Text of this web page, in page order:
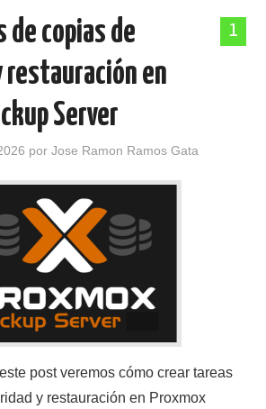
1
de copias de
en
Server
porJose Ramon Ramos Gata
post veremos cómo crear tareas
y restauración en Proxmox